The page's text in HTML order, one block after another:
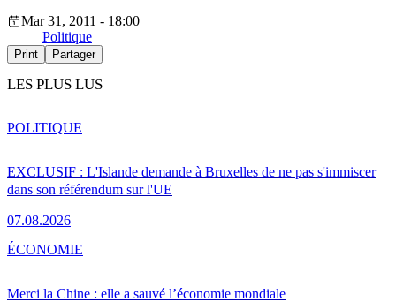
Mar 31, 2011 - 18:00
Politique
Print Partager
LES PLUS LUS
EXCLUSIF : L'Islande demande à Bruxelles de ne pas s'immiscer
dans son référendum sur l'UE
07.08.2026
POLITIQUE
Merci la Chine : elle a sauvé l’économie mondiale
ÉCONOMIE